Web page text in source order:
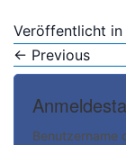
Jugend
Sponsoren
Veröffentlicht in
← Previous
Benutzername